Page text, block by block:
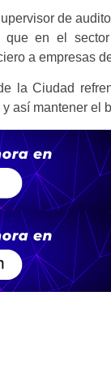
de
en el
a empresas
la Ciudad
así mantener el